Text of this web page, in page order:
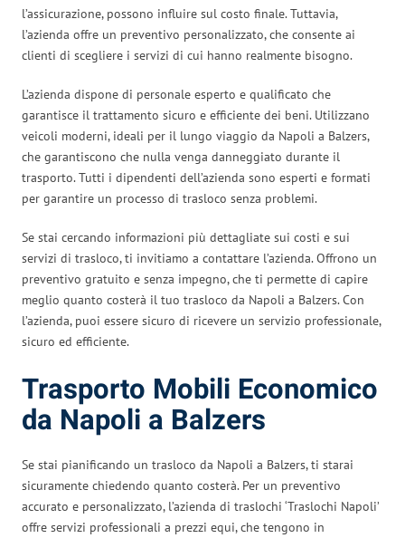
l’assicurazione, possono influire sul costo finale. Tuttavia,
l’azienda offre un preventivo personalizzato, che consente ai
clienti di scegliere i servizi di cui hanno realmente bisogno.
L’azienda dispone di personale esperto e qualificato che
garantisce il trattamento sicuro e efficiente dei beni. Utilizzano
veicoli moderni, ideali per il lungo viaggio da Napoli a Balzers,
che garantiscono che nulla venga danneggiato durante il
trasporto. Tutti i dipendenti dell’azienda sono esperti e formati
per garantire un processo di trasloco senza problemi.
Se stai cercando informazioni più dettagliate sui costi e sui
servizi di trasloco, ti invitiamo a contattare l’azienda. Offrono un
preventivo gratuito e senza impegno, che ti permette di capire
meglio quanto costerà il tuo trasloco da Napoli a Balzers. Con
l’azienda, puoi essere sicuro di ricevere un servizio professionale,
sicuro ed efficiente.
Trasporto Mobili Economico
da Napoli a Balzers
Se stai pianificando un trasloco da Napoli a Balzers, ti starai
sicuramente chiedendo quanto costerà. Per un preventivo
accurato e personalizzato, l’azienda di traslochi ‘Traslochi Napoli’
offre servizi professionali a prezzi equi, che tengono in